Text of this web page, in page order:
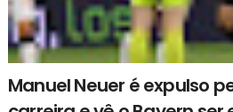
Manuel Neuer é expulso